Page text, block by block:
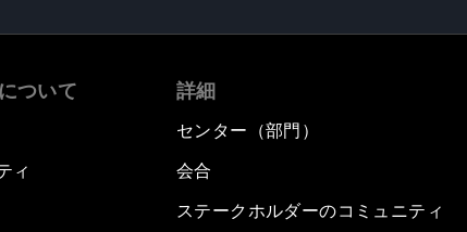
ついて
ィ
詳細
センター（部門）
会合
ステークホルダーのコミュニティ